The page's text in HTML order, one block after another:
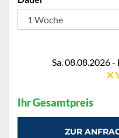
Sa. 08.08.2026
Ihr Gesamtpreis
ZUR